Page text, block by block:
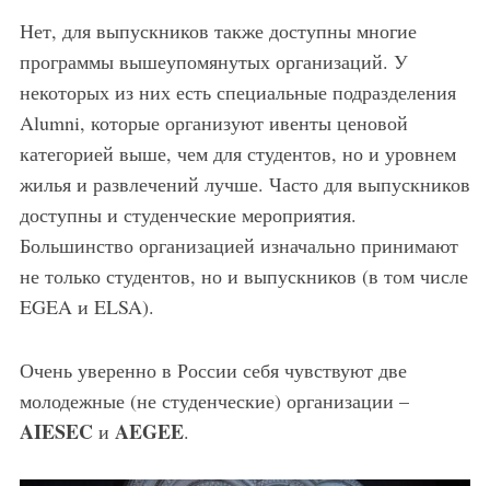
Нет, для выпускников также доступны многие
программы вышеупомянутых организаций. У
некоторых из них есть специальные подразделения
Alumni, которые организуют ивенты ценовой
категорией выше, чем для студентов, но и уровнем
жилья и развлечений лучше. Часто для выпускников
доступны и студенческие мероприятия.
Большинство организацией изначально принимают
не только студентов, но и выпускников (в том числе
EGEA и ELSA).
Очень уверенно в России себя чувствуют две
молодежные (не студенческие) организации –
AIESEC и AEGEE.